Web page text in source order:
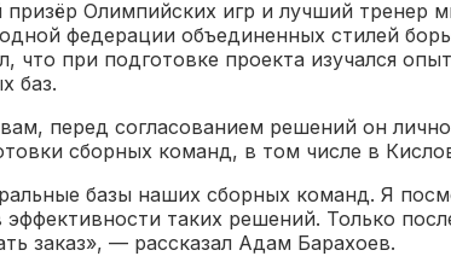
призёр Олимпийских игр и лучший тренер
федерации объединенных стилей
что при подготовке проекта изучался
баз.
перед согласованием решений он
сборных команд, в том числе в
базы наших сборных команд. Я
эффективности таких решений. Только
заказ», — рассказал Адам Барахоев.